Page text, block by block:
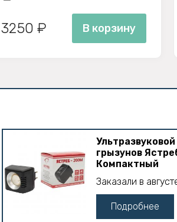
3250 ₽ В корзину
грызунов
Компактный
Заказали в
Подробнее